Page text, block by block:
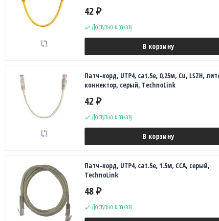
42 ₽
Доступно к заказу
В корзину
Патч-корд, UTP4, cat.5e, 0,25м, Сu, LSZH,
коннектор, серый, TechnoLink
42 ₽
Доступно к заказу
В корзину
Патч-корд, UTP4, cat.5е, 1.5м, CCA, серый,
TechnoLink
48 ₽
Доступно к заказу